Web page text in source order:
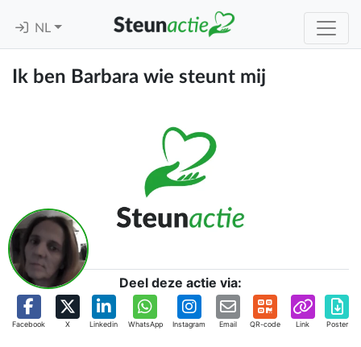
NL
Ik ben Barbara wie steunt mij
Deel deze actie via:
Facebook X Linkedin WhatsApp Instagram Email QR-code Link Poster